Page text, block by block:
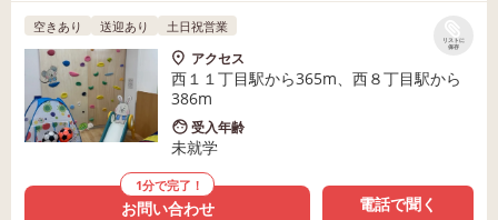
リストに
保存
空きあり 送迎あり 土日祝営業
アクセス
西１１丁目駅から365m、西８丁目駅から
386m
受入年齢
未就学
1分で完了！
お問い合わせ 電話で聞く